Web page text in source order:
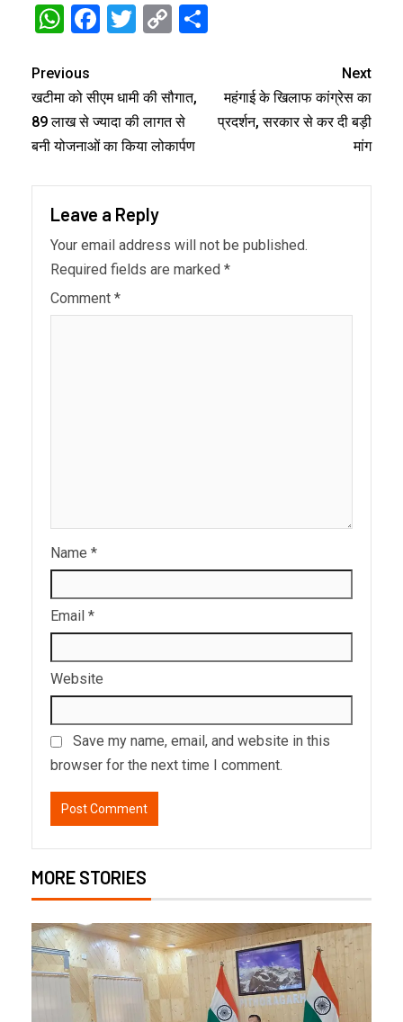
WhatsApp
Facebook
Twitter
Copy
Previous
खटीमा को सीएम धामी की सौगात,
89 लाख से ज्यादा की लागत से
बनी योजनाओं का किया लोकार्पण
Next
महंगाई के खिलाफ कांग्रेस का
प्रदर्शन, सरकार से कर दी बड़ी
मांग
Leave a Reply
Your email address will not be published.
Required fields are marked *
Comment *
Name *
Email *
Website
Save my name, email, and website in this
browser for the next time I comment.
MORE STORIES